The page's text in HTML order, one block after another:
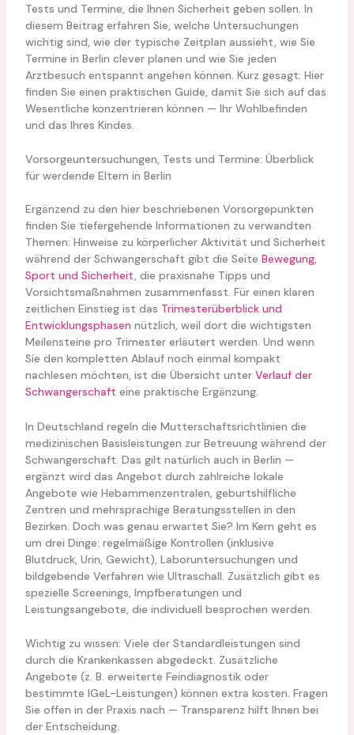
Tests und Termine, die Ihnen Sicherheit geben sollen. In
diesem Beitrag erfahren Sie, welche Untersuchungen
wichtig sind, wie der typische Zeitplan aussieht, wie Sie
Termine in Berlin clever planen und wie Sie jeden
Arztbesuch entspannt angehen können. Kurz gesagt: Hier
finden Sie einen praktischen Guide, damit Sie sich auf das
Wesentliche konzentrieren können — Ihr Wohlbefinden
und das Ihres Kindes.
Vorsorgeuntersuchungen, Tests und Termine: Überblick
für werdende Eltern in Berlin
Ergänzend zu den hier beschriebenen Vorsorgepunkten
finden Sie tiefergehende Informationen zu verwandten
Themen: Hinweise zu körperlicher Aktivität und Sicherheit
während der Schwangerschaft gibt die Seite Bewegung,
Sport und Sicherheit, die praxisnahe Tipps und
Vorsichtsmaßnahmen zusammenfasst. Für einen klaren
zeitlichen Einstieg ist das Trimesterüberblick und
Entwicklungsphasen nützlich, weil dort die wichtigsten
Meilensteine pro Trimester erläutert werden. Und wenn
Sie den kompletten Ablauf noch einmal kompakt
nachlesen möchten, ist die Übersicht unter Verlauf der
Schwangerschaft eine praktische Ergänzung.
In Deutschland regeln die Mutterschaftsrichtlinien die
medizinischen Basisleistungen zur Betreuung während der
Schwangerschaft. Das gilt natürlich auch in Berlin —
ergänzt wird das Angebot durch zahlreiche lokale
Angebote wie Hebammenzentralen, geburtshilfliche
Zentren und mehrsprachige Beratungsstellen in den
Bezirken. Doch was genau erwartet Sie? Im Kern geht es
um drei Dinge: regelmäßige Kontrollen (inklusive
Blutdruck, Urin, Gewicht), Laboruntersuchungen und
bildgebende Verfahren wie Ultraschall. Zusätzlich gibt es
spezielle Screenings, Impfberatungen und
Leistungsangebote, die individuell besprochen werden.
Wichtig zu wissen: Viele der Standardleistungen sind
durch die Krankenkassen abgedeckt. Zusätzliche
Angebote (z. B. erweiterte Feindiagnostik oder
bestimmte IGeL-Leistungen) können extra kosten. Fragen
Sie offen in der Praxis nach — Transparenz hilft Ihnen bei
der Entscheidung.